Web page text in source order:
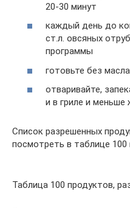
20-30 минут
каждый день до
ст.л. овсяных
программы
готовьте без
отваривайте,
и в гриле и меньше
Список разрешенных
посмотреть в таблице 100
Таблица 100 продуктов,